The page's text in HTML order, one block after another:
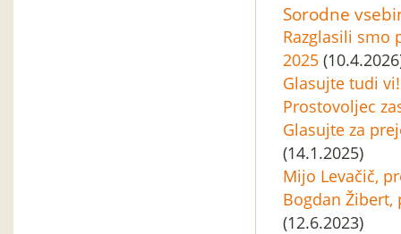
Sorodne
Razglasili smo
2025
Glasujte tudi
Prostovoljec
Glasujte za
(14.1.2025)
Mijo Levačič,
Bogdan Žibert,
(12.6.2023)